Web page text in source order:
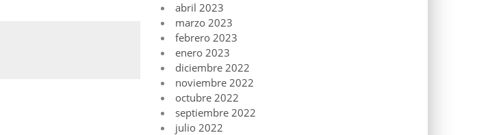
abril 2023
marzo 2023
febrero 2023
enero 2023
diciembre 2022
noviembre 2022
octubre 2022
septiembre 2022
julio 2022